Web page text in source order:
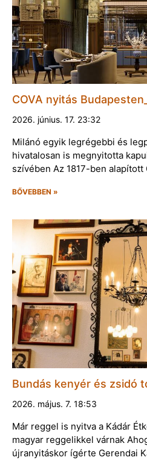
COVA nyitás
2026. június. 17. 23:32
Milánó egyik legrégebbi és
hivatalosan is megnyitotta
szívében Az 1817-ben
BŐVEBBEN »
Bundás kenyér és zsidó
2026. május. 7. 18:53
Már reggel is nyitva a Kádár
magyar reggelikkel várnak
újranyitáskor ígérte Gerendai